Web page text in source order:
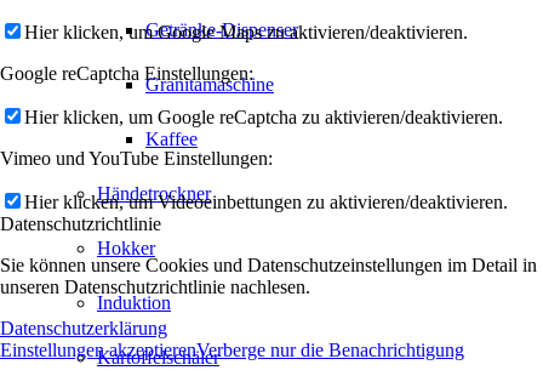
Getränke-Dispenser
Granitamaschine
Kaffee
Händetrockner
Hokker
Induktion
Kartoffelschäler
Hier klicken, um Google Maps zu aktivieren/deaktivieren.
Google reCaptcha Einstellungen:
Hier klicken, um Google reCaptcha zu aktivieren/deaktivieren.
Vimeo und YouTube Einstellungen:
Hier klicken, um Videoeinbettungen zu aktivieren/deaktivieren.
Datenschutzrichtlinie
Sie können unsere Cookies und Datenschutzeinstellungen im Detail in
unseren Datenschutzrichtlinie nachlesen.
Datenschutzerklärung
Einstellungen akzeptierenVerberge nur die Benachrichtigung